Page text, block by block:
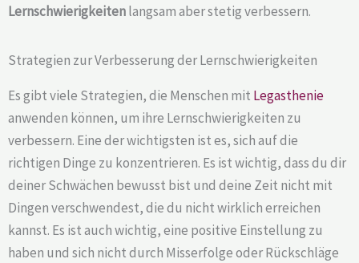
Lernschwierigkeitenlangsam aber stetig verbessern.
Strategien zur Verbesserung der Lernschwierigkeiten
Es gibt viele Strategien, die Menschen mit Legasthenie
anwenden können, um ihre Lernschwierigkeiten zu
verbessern. Eine der wichtigsten ist es, sich auf die
richtigen Dinge zu konzentrieren. Es ist wichtig, dass du dir
deiner Schwächen bewusst bist und deine Zeit nicht mit
Dingen verschwendest, die du nicht wirklich erreichen
kannst. Es ist auch wichtig, eine positive Einstellung zu
haben und sich nicht durch Misserfolge oder Rückschläge